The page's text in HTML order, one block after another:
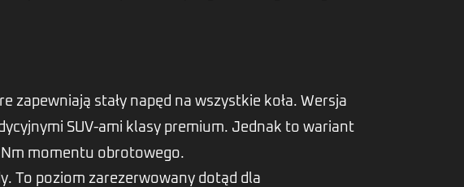
stały napęd na wszystkie koła. Wersja
SUV-ami klasy premium. Jednak to wariant
Nm momentu obrotowego.
To poziom zarezerwowany dotąd dla